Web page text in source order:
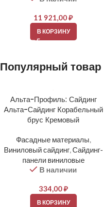
11 921,00₽
В КОРЗИНУ
Популярный товар
Альта-Профиль: Сайдинг
Альта-Сайдинг Корабельный
брус Кремовый
Фасадные материалы,
Виниловый сайдинг,Сайдинг-
панели виниловые
В наличии
334,00₽
В КОРЗИНУ